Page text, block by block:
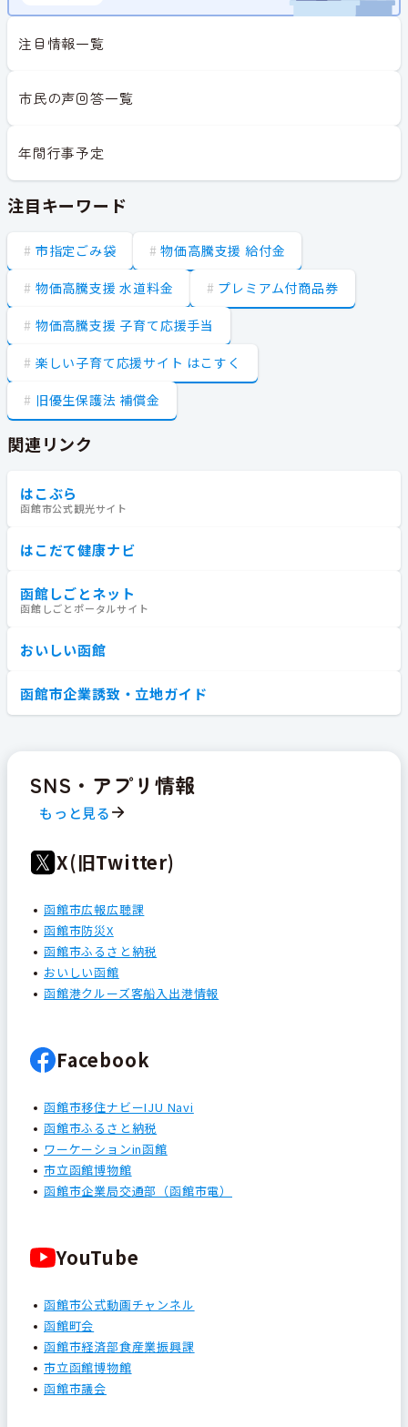
注目情報一覧
市民の声回答一覧
年間行事予定
注目キーワード
市指定ごみ袋 物価高騰支援 給付金
物価高騰支援 水道料金 プレミアム付商品券
物価高騰支援 子育て応援手当
楽しい子育て応援サイト はこすく
旧優生保護法 補償金
関連リンク
はこぶら
函館市公式観光サイト
はこだて健康ナビ
函館しごとネット
函館しごとポータルサイト
おいしい函館
函館市企業誘致・立地ガイド
SNS・アプリ情報
もっと見る
X(旧Twitter)
函館市広報広聴課
函館市防災X
函館市ふるさと納税
おいしい函館
函館港クルーズ客船入出港情報
Facebook
函館市移住ナビーIJU Navi
函館市ふるさと納税
ワーケーションin函館
市立函館博物館
函館市企業局交通部（函館市電）
YouTube
函館市公式動画チャンネル
函館町会
函館市経済部食産業振興課
市立函館博物館
函館市議会